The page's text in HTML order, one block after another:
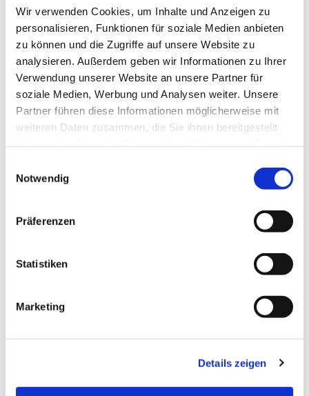
Wir verwenden Cookies, um Inhalte und Anzeigen zu
personalisieren, Funktionen für soziale Medien anbieten
zu können und die Zugriffe auf unsere Website zu
analysieren. Außerdem geben wir Informationen zu Ihrer
Verwendung unserer Website an unsere Partner für
soziale Medien, Werbung und Analysen weiter. Unsere
Partner führen diese Informationen möglicherweise mit
weiteren Daten zusammen, die Sie ihnen bereitgestellt
Notwendig
Präferenzen
Statistiken
Marketing
Details zeigen
Nutzen Sie die Beschreibung, um einen Text zu
Ihrer Veranstaltung zu verfassen. Diese wird
zusammen mit der Veranstaltung auf Ihrer
Internetseite angezeigt.